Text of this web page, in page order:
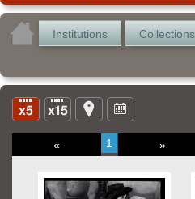
Institutions Collections
« 1 »